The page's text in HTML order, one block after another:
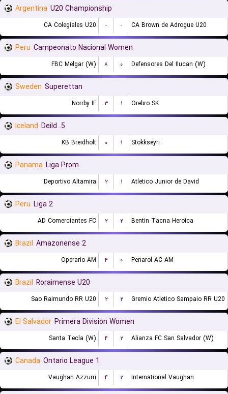
Argentina U20 Championship
CA Colegiales U20 - - CA Brown de Adrogue U20
Peru Campeonato Nacional Women
FBC Melgar (W) ۸ ۰ Defensores Del Ilucan (W)
Sweden Superettan
Norrby IF ۳ ۱ Orebro SK
Iceland 5. Deild
KB Breidholt ۰ ۱ Stokkseyri
Panama Liga Prom
Deportivo Altamira ۲ ۱ Atletico Junior de David
Peru Liga 2
AD Comerciantes FC ۲ ۲ Bentin Tacna Heroica
Brazil Amazonense 2
Operario AM ۴ ۰ Penarol AC AM
Brazil Roraimense U20
Sao Raimundo RR U20 ۲ ۲ Gremio Atletico Sampaio RR U20
El Salvador Primera Division Women
Santa Tecla (W) ۴ ۲ Alianza FC San Salvador (W)
Canada Ontario League 1
Vaughan Azzurri ۴ ۲ International Vaughan